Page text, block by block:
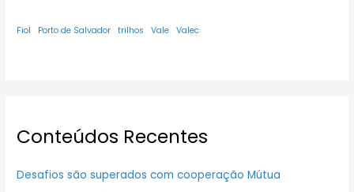
Fiol Porto de Salvador trilhos Vale Valec
Conteúdos Recentes
Desafios são superados com cooperação Mútua